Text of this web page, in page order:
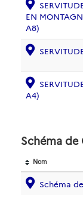
EN
A8)
A4)
Schéma de
Nom
Schéma